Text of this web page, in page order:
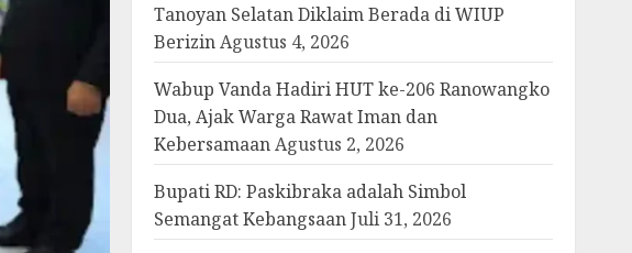
Tanoyan Selatan Diklaim Berada di WIUP
Berizin Agustus 4, 2026
Wabup Vanda Hadiri HUT ke-206 Ranowangko
Dua, Ajak Warga Rawat Iman dan
Kebersamaan Agustus 2, 2026
Bupati RD: Paskibraka adalah Simbol
Semangat Kebangsaan Juli 31, 2026